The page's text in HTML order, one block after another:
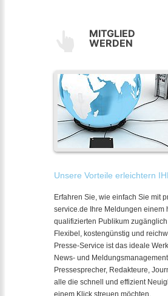
MITGLIED
WERDEN
Unsere Vorteile erleichtern
Erfahren Sie, wie einfach Sie mit
service.de Ihre Meldungen einem
qualifizierten Publikum
Flexibel, kostengünstig und
Presse-Service ist das ideale
News- und
Pressesprecher, Redakteure,
alle die schnell und effizient
einem Klick streuen möchten.